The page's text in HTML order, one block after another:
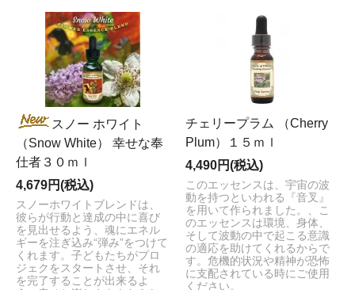
スノー ホワイト
（Snow White） 幸せな奉
仕者３０ｍｌ
4,679円(税込)
スノーホワイトブレンドは、
彼らが行動と達成の中に喜び
を見出せるよう、魂にエネル
ギーを注ぎ込み“弾み”をつけて
くれます。子どもたちがプロ
ジェクをスタートさせ、それ
を完了することが出来るよ
チェリープラム （Cherry
Plum）１５ｍｌ
4,490円(税込)
このエッセンスは、宇宙の波
動を持つといわれる『音叉』
を用いて作られました。、こ
のエッセンスは環境、身体、
そして波動の中で起こる意識
の適応を助けてくれるからで
す。危機的状況や精神が恐怖
に支配されている時にご使用
ください。